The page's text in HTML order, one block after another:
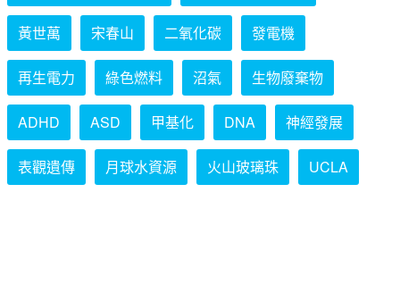
黃世萬 宋春山 二氧化碳 發電機
再生電力 綠色燃料 沼氣 生物廢棄物
ADHD ASD 甲基化 DNA 神經發展
表觀遺傳 月球水資源 火山玻璃珠 UCLA